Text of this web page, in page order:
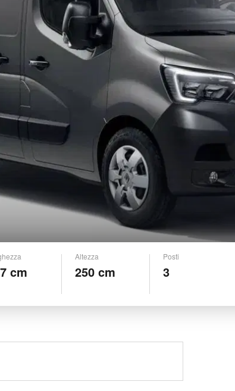
cm
Altezza
250 cm
Posti
3